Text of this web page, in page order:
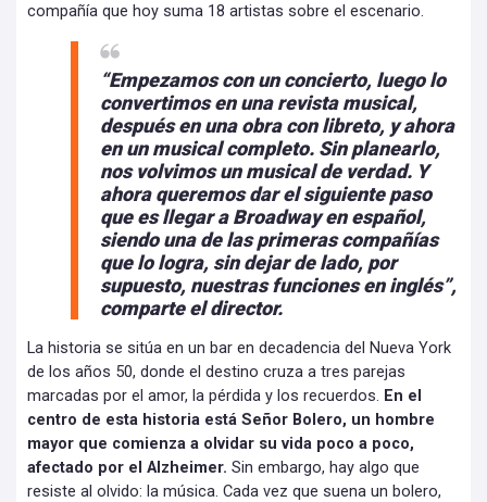
compañía que hoy suma 18 artistas sobre el escenario.
“Empezamos con un concierto, luego lo
convertimos en una revista musical,
después en una obra con libreto, y ahora
en un musical completo. Sin planearlo,
nos volvimos un musical de verdad. Y
ahora queremos dar el siguiente paso
que es llegar a Broadway en español,
siendo una de las primeras compañías
que lo logra, sin dejar de lado, por
supuesto, nuestras funciones en inglés”,
comparte el director.
La historia se sitúa en un bar en decadencia del Nueva York
de los años 50, donde el destino cruza a tres parejas
marcadas por el amor, la pérdida y los recuerdos. En el
centro de esta historia está Señor Bolero, un hombre
mayor que comienza a olvidar su vida poco a poco,
afectado por el Alzheimer. Sin embargo, hay algo que
resiste al olvido: la música. Cada vez que suena un bolero,